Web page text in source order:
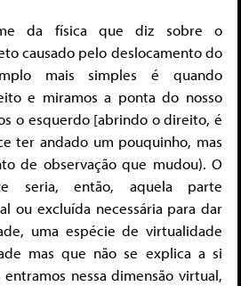
da física que diz sobre o
causado pelo deslocamento do
mais simples é quando
e miramos a ponta do nosso
o esquerdo [abrindo o direito, é
ter andado um pouquinho, mas
de observação que mudou). O
seria, então, aquela parte
ou excluída necessária para dar
uma espécie de virtualidade
mas que não se explica a si
nessa dimensão virtual,